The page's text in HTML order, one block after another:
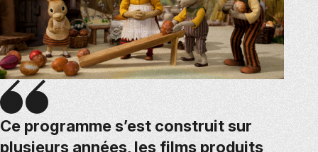
Ce programme s’est construit sur
plusieurs années, les films produits